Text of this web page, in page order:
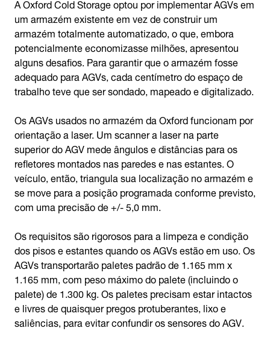
um armazém existente em vez de construir um
armazém totalmente automatizado, o que, embora
potencialmente economizasse milhões, apresentou
alguns desafios. Para garantir que o armazém fosse
adequado para AGVs, cada centímetro do espaço de
trabalho teve que ser sondado, mapeado e digitalizado.
Os AGVs usados no armazém da Oxford funcionam por
orientação a laser. Um scanner a laser na parte
superior do AGV mede ângulos e distâncias para os
refletores montados nas paredes e nas estantes. O
veículo, então, triangula sua localização no armazém e
se move para a posição programada conforme previsto,
com uma precisão de +/- 5,0 mm.
Os requisitos são rigorosos para a limpeza e condição
dos pisos e estantes quando os AGVs estão em uso. Os
AGVs transportarão paletes padrão de 1.165 mm x
1.165 mm, com peso máximo do palete (incluindo o
palete) de 1.300 kg. Os paletes precisam estar intactos
e livres de quaisquer pregos protuberantes, lixo e
saliências, para evitar confundir os sensores do AGV.